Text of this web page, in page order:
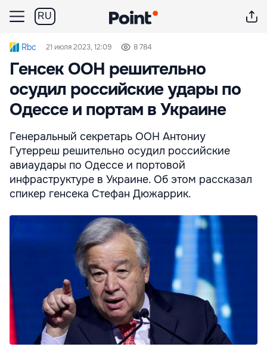
RU
Rbc 21 июля 2023, 12:09 8 784
Генсек ООН решительно
осудил российские удары по
Одессе и портам в Украине
Генеральный секретарь ООН Антониу
Гутерреш решительно осудил российские
авиаудары по Одессе и портовой
инфраструктуре в Украине. Об этом рассказал
спикер генсека Стефан Дюжаррик.